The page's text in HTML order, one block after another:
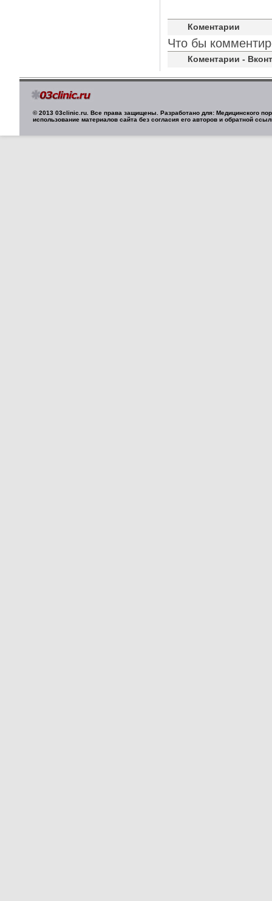
Коментарии
Что бы
Коментарии -
© 2013 03clinic.ru. Все права защищены. Разработано для: Медицинского
использование материалов сайта без согласия его авторов и обратной